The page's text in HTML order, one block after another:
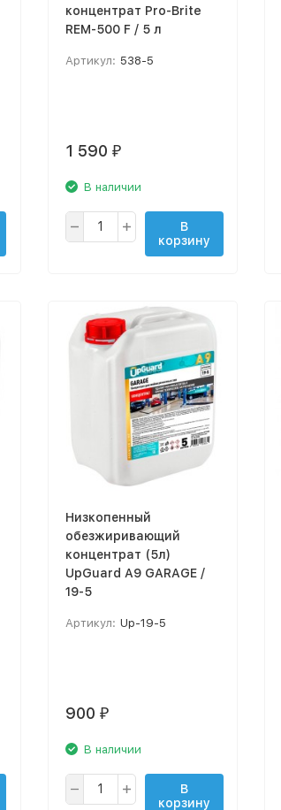
концентрат Pro-Brite
REM-500 F / 5 л
Артикул: 538-5
1 590 ₽
В наличии
В
корзину
Низкопенный
обезжиривающий
концентрат (5л)
UpGuard A9 GARAGE /
19-5
Артикул: Up-19-5
900 ₽
В наличии
В
корзину